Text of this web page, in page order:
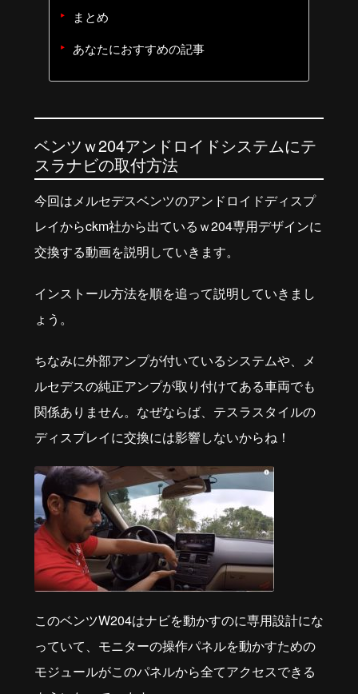
まとめ
あなたにおすすめの記事
ベンツｗ204アンドロイドシステムにテ
スラナビの取付方法
今回はメルセデスベンツのアンドロイドディスプ
レイからckm社から出ているｗ204専用デザインに
交換する動画を説明していきます。
インストール方法を順を追って説明していきまし
ょう。
ちなみに外部アンプが付いているシステムや、メ
ルセデスの純正アンプが取り付けてある車両でも
関係ありません。なぜならば、テスラスタイルの
ディスプレイに交換には影響しないからね！
このベンツW204はナビを動かすのに専用設計にな
っていて、モニターの操作パネルを動かすための
モジュールがこのパネルから全てアクセスできる